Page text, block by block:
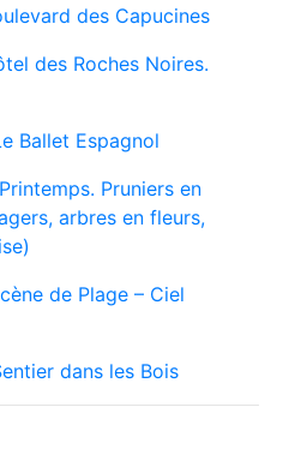
des Capucines
des Roches Noires.
Ballet Espagnol
Printemps. Pruniers en
arbres en fleurs,
de Plage – Ciel
dans les Bois